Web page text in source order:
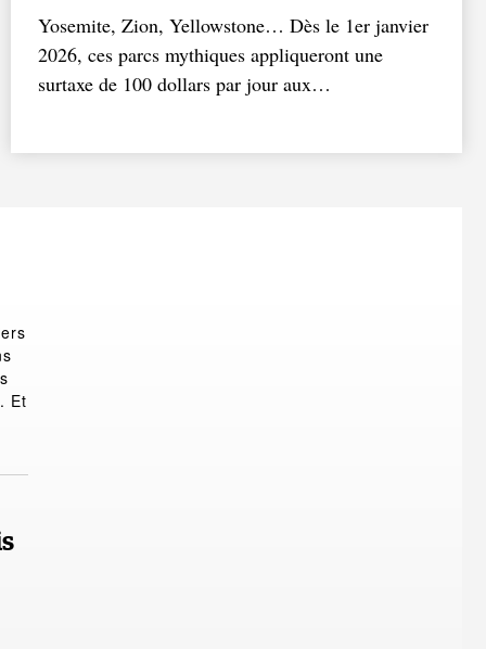
Yosemite, Zion, Yellowstone… Dès le 1er janvier
2026, ces parcs mythiques appliqueront une
surtaxe de 100 dollars par jour aux…
Et